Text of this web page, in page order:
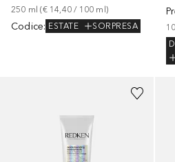
250 ml (€ 14,40 / 100 ml )
Codice: ESTATE SORPRESA